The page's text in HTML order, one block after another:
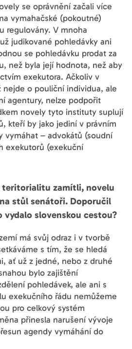
se oprávnění začali více
vymahačské (pokoutné)
regulovány. V mnoha
judikované pohledávky ani
se pohledávku prodat za
než byla její hodnota, než aby
exekutora. Ačkoliv v
nejde o pouliční individua, ale
agentury, nelze podpořit
novely tyto instituty suplují
kteří by jako jediní v právním
vymáhat – advokátů (soudní
exekutorů (exekuční
teritorialitu zamítli, novelu
stůl senátoři. Doporučil
vydalo slovenskou cestou?
má svůj odraz i v tvorbě
s tím, že se hledá
ať už z jedné, nebo z druhé
bylo zajištění
pohledávek, ale ani s
exekučního řádu nemůžeme
pro celkový systém
přinesla narušení vývoje
agendy vymáhání do